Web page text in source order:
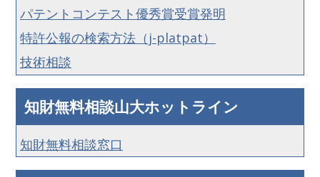
パテントコンテスト優秀賞受賞発明
特許公報の検索方法（j-platpat）
技術相談
知財無料相談山大ホットライン
知財無料相談窓口